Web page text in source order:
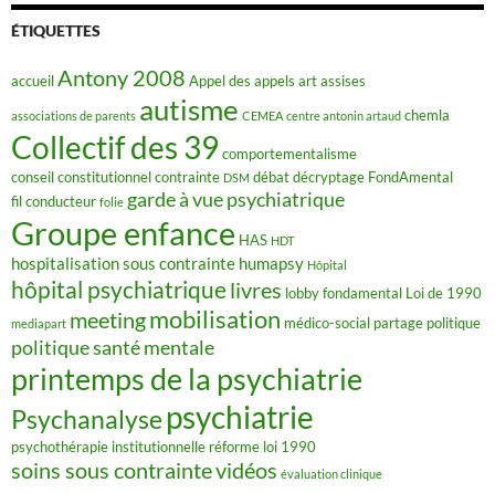
b
o
o
ÉTIQUETTES
accueilAntony 2008 Appel des appels artassises
associations de parents autisme CEMEA centre antonin artaud chemla
Collectif des 39 comportementalisme
conseil constitutionnelcontrainte DSM débatdécryptage FondAmental
fil conducteur folie garde à vue psychiatrique
Groupe enfance HAS HDT
hospitalisation sous contrainte humapsy Hôpital
hôpital psychiatriquelivres lobby fondamental Loi de 1990
mediapart meetingmobilisation médico-social partage politique
politique santé mentale
printemps de la psychiatrie
Psychanalyse psychiatrie
psychothérapie institutionnelle réforme loi 1990
soins sous contraintevidéos évaluation clinique